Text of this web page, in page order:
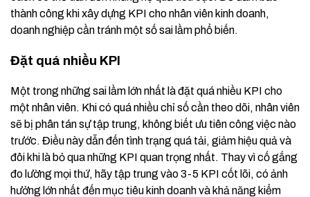
thành công khi xây dựng KPI cho nhân viên kinh doanh,
doanh nghiệp cần tránh một số sai lầm phổ biến.
Đặt quá nhiều KPI
Một trong những sai lầm lớn nhất là đặt quá nhiều KPI cho
một nhân viên. Khi có quá nhiều chỉ số cần theo dõi, nhân viên
sẽ bị phân tán sự tập trung, không biết ưu tiên công việc nào
trước. Điều này dẫn đến tình trạng quá tải, giảm hiệu quả và
đôi khi là bỏ qua những KPI quan trọng nhất. Thay vì cố gắng
đo lường mọi thứ, hãy tập trung vào 3-5 KPI cốt lõi, có ảnh
hưởng lớn nhất đến mục tiêu kinh doanh và khả năng kiểm